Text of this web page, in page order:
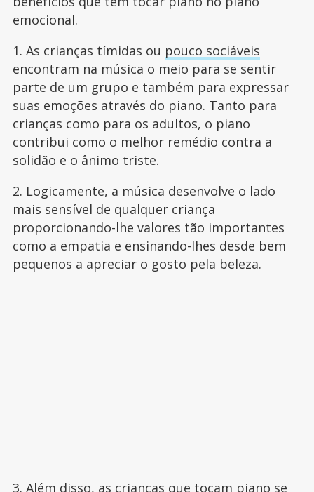
emocional.
1. As crianças tímidas ou pouco sociáveis
encontram na música o meio para se sentir
parte de um grupo e também para expressar
suas emoções através do piano. Tanto para
crianças como para os adultos, o piano
contribui como o melhor remédio contra a
solidão e o ânimo triste.
2. Logicamente, a música desenvolve o lado
mais sensível de qualquer criança
proporcionando-lhe valores tão importantes
como a empatia e ensinando-lhes desde bem
pequenos a apreciar o gosto pela beleza.
3. Além disso, as crianças que tocam piano se